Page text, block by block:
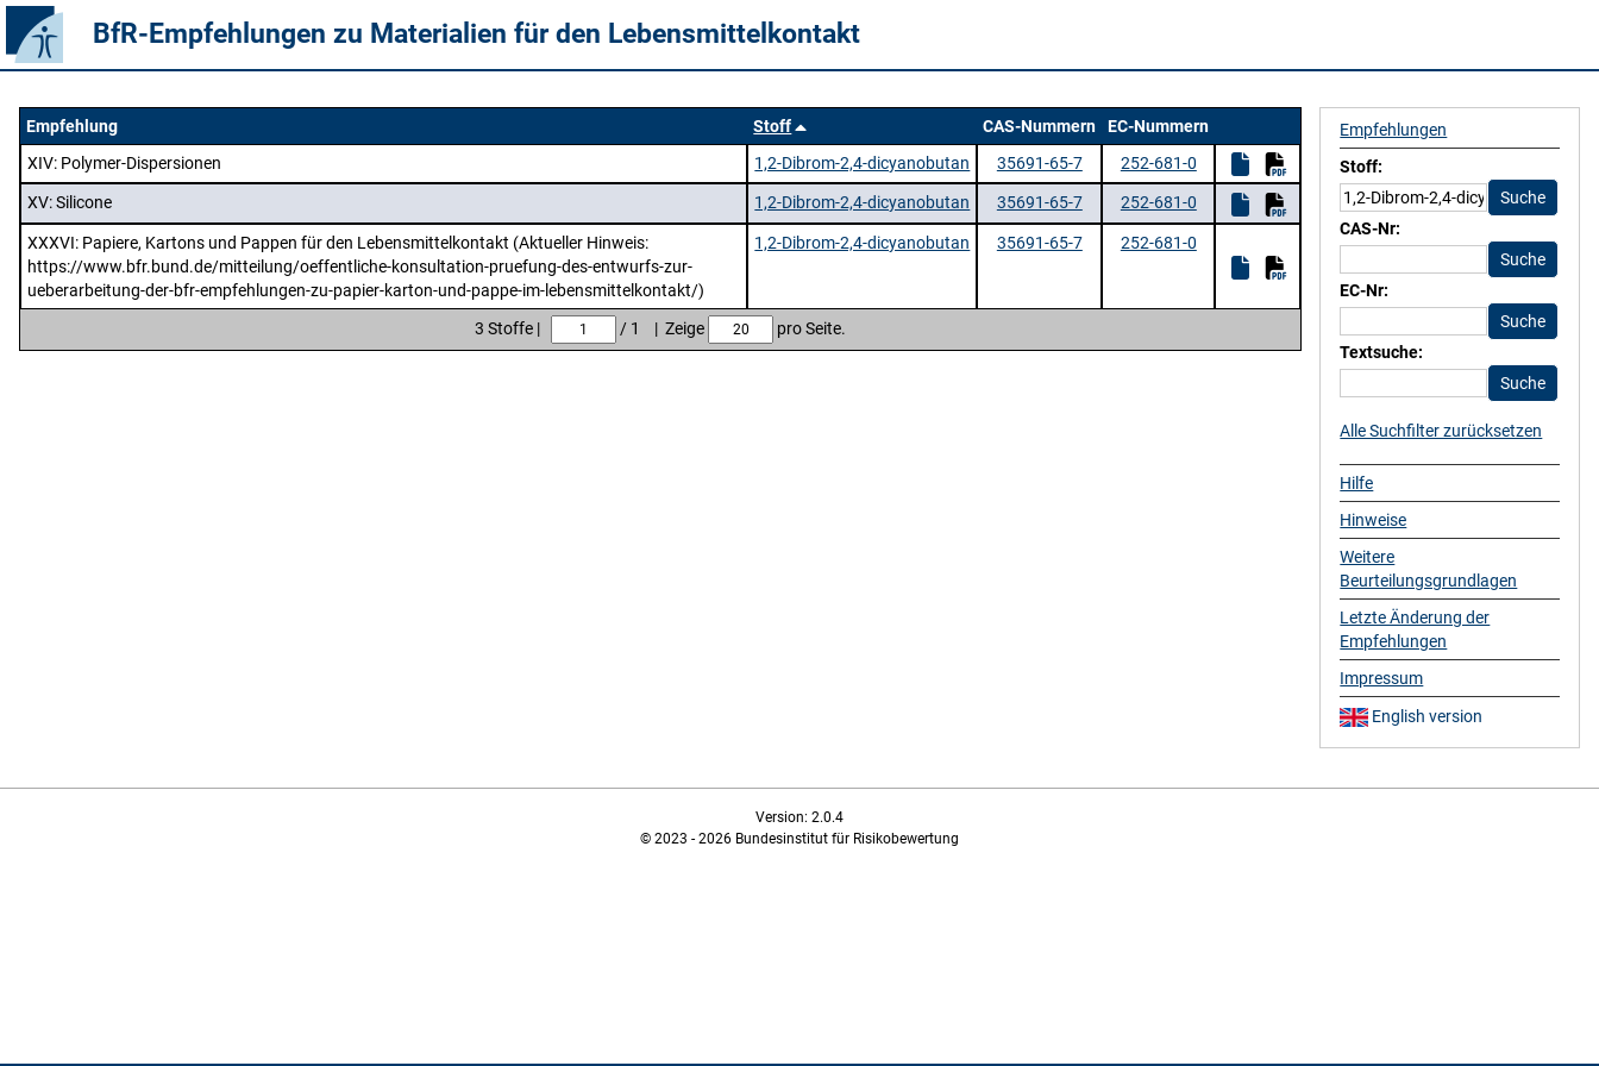
BfR-Empfehlungen zu Materialien für den Lebensmittelkontakt
Empfehlung Stoff CAS-Nummern
EC-Nummern
XIV: Polymer-Dispersionen 1,2-Dibrom-2,4-dicyanobutan 35691-65-7 252-681-0
XV: Silicone 1,2-Dibrom-2,4-dicyanobutan 35691-65-7 252-681-0
XXXVI: Papiere, Kartons und Pappen für den Lebensmittelkontakt (Aktueller Hinweis:
https://www.bfr.bund.de/mitteilung/oeffentliche-konsultation-pruefung-des-entwurfs-zur-
ueberarbeitung-der-bfr-empfehlungen-zu-papier-karton-und-pappe-im-lebensmittelkontakt/)
1,2-Dibrom-2,4-dicyanobutan 35691-65-7 252-681-0
3 Stoffe | / 1 | Zeige pro Seite.
Empfehlungen
Stoff:
CAS-Nr:
EC-Nr:
Textsuche:
Alle Suchfilter zurücksetzen
Hilfe
Hinweise
Weitere
Beurteilungsgrundlagen
Letzte Änderung der
Empfehlungen
Impressum
English version
Version: 2.0.4
© 2023 - 2026 Bundesinstitut für Risikobewertung